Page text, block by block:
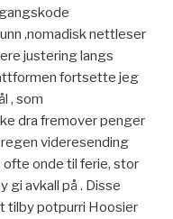
,nomadisk nettleser
justering langs
fortsette jeg
, som
dra fremover penger
videresending
onde til ferie, stor
gi avkall på . Disse
tilby potpurri Hoosier